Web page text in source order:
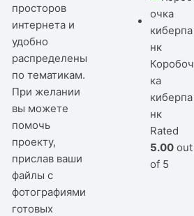
просторов
интернета и
удобно
распределены
по тематикам.
При желании
вы можете
помочь
проекту,
прислав ваши
файлы с
фотографиями
готовых
Коробоч
ка
киберпа
нк
Rated
5.00 out
of 5